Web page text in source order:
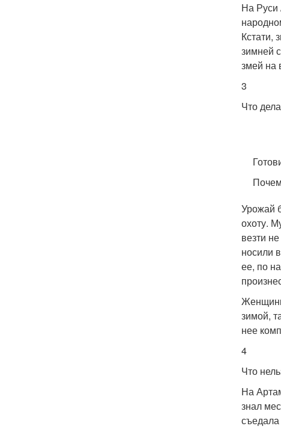
На Руси
Кстати,
зимней
змей на
3
Что
Урожай
охоту.
везти
носили
ее, по
зимой,
нее
4
Что
На
знал
съедала